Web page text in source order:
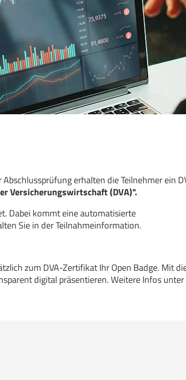
erhalten die Teilnehmer ein
Versicherungswirtschaft (DVA)".
Dabei kommt eine automatisierte
Sie in der Teilnahmeinformation.
zum DVA-Zertifikat Ihr Open Badge. Mit
digital präsentieren. Weitere Infos unter